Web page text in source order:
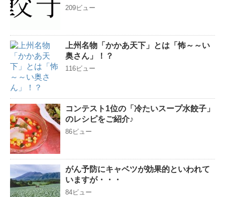
209ビュー
上州名物「かかあ天下」とは「怖～～い
奥さん」！？
116ビュー
コンテスト1位の「冷たいスープ水餃子」
のレシピをご紹介♪
86ビュー
がん予防にキャベツが効果的といわれて
いますが・・・
84ビュー